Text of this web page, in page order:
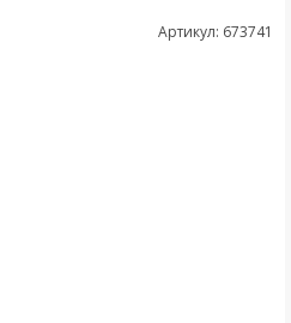
Артикул: 673741